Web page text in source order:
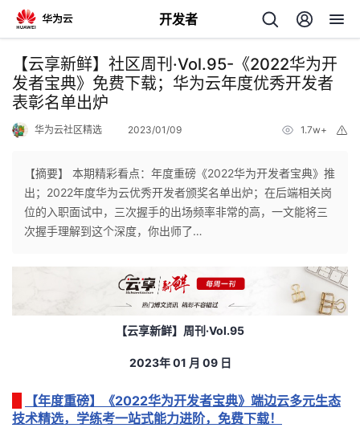
开发者
返
回
个
人
主
我
的
我
【云享新鲜】社区周刊·Vol.95-《2022华为开
发者宝典》免费下载；华为云年度优秀开发者
表彰名单出炉
华为云社区精选 2023/01/09 1.7w+
【摘要】 本期精彩看点：年度重磅《2022华为开发者宝典》推
出；2022年度华为云优秀开发者颁奖名单出炉；在后端相关岗
位的入职面试中，三次握手的出场频率非常的高，一文能将三
次握手理解到这个深度，你出师了…
【云享新鲜】周刊 ·Vol.95
2023年01 月 09 日
【年度重磅】《2022华为开发者宝典》端边云多元生态
技术精选，学练考一站式能力进阶，免费下载！